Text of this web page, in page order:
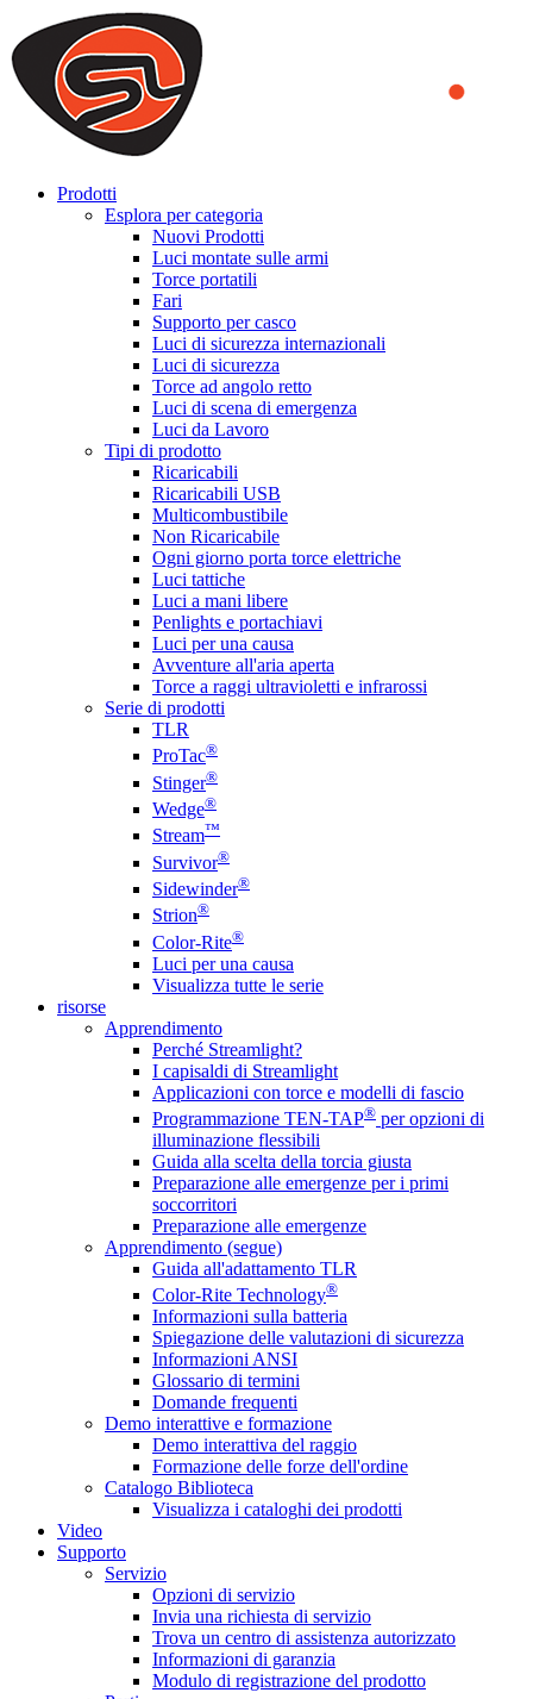
We use cookies to ensure that we provide you the best experience
on our website. By continuing to browse this website, you accept
that cookies are used to help us analyze how the website is used and
to offer you a better experience. To learn more or to find out how
you can disable cookies, you can access our
Prodotti
Esplora per categoria
Nuovi Prodotti
Luci montate sulle armi
Torce portatili
Fari
Supporto per casco
Luci di sicurezza internazionali
Luci di sicurezza
Torce ad angolo retto
Luci di scena di emergenza
Luci da Lavoro
Tipi di prodotto
Ricaricabili
Ricaricabili USB
Multicombustibile
Non Ricaricabile
Ogni giorno porta torce elettriche
Luci tattiche
Luci a mani libere
Penlights e portachiavi
Luci per una causa
Avventure all'aria aperta
Torce a raggi ultravioletti e infrarossi
Serie di prodotti
TLR
ProTac®
Stinger®
Wedge®
Stream™
Survivor®
Sidewinder®
Strion®
Color-Rite®
Luci per una causa
Visualizza tutte le serie
risorse
Apprendimento
Perché Streamlight?
I capisaldi di Streamlight
Applicazioni con torce e modelli di fascio
Programmazione TEN-TAP® per opzioni di
illuminazione flessibili
Guida alla scelta della torcia giusta
Preparazione alle emergenze per i primi
soccorritori
Preparazione alle emergenze
Apprendimento (segue)
Guida all'adattamento TLR
Color-Rite Technology®
Informazioni sulla batteria
Spiegazione delle valutazioni di sicurezza
Informazioni ANSI
Glossario di termini
Domande frequenti
Demo interattive e formazione
Demo interattiva del raggio
Formazione delle forze dell'ordine
Catalogo Biblioteca
Visualizza i cataloghi dei prodotti
Video
Supporto
Servizio
Opzioni di servizio
Invia una richiesta di servizio
Trova un centro di assistenza autorizzato
Informazioni di garanzia
Modulo di registrazione del prodotto